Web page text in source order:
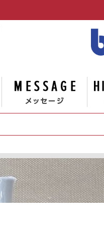
カテゴリー メッ